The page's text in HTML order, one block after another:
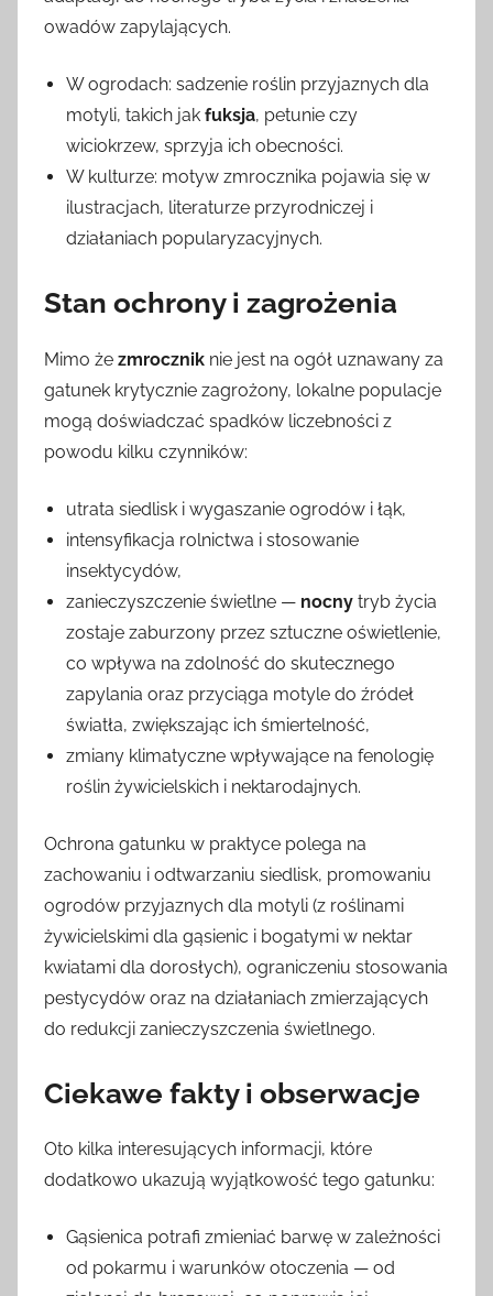
owadów zapylających.
W ogrodach: sadzenie roślin przyjaznych dla
motyli, takich jak fuksja, petunie czy
wiciokrzew, sprzyja ich obecności.
W kulturze: motyw zmrocznika pojawia się w
ilustracjach, literaturze przyrodniczej i
działaniach popularyzacyjnych.
Stan ochrony i zagrożenia
Mimo że zmrocznik nie jest na ogół uznawany za
gatunek krytycznie zagrożony, lokalne populacje
mogą doświadczać spadków liczebności z
powodu kilku czynników:
utrata siedlisk i wygaszanie ogrodów i łąk,
intensyfikacja rolnictwa i stosowanie
insektycydów,
zanieczyszczenie świetlne — nocny tryb życia
zostaje zaburzony przez sztuczne oświetlenie,
co wpływa na zdolność do skutecznego
zapylania oraz przyciąga motyle do źródeł
światła, zwiększając ich śmiertelność,
zmiany klimatyczne wpływające na fenologię
roślin żywicielskich i nektarodajnych.
Ochrona gatunku w praktyce polega na
zachowaniu i odtwarzaniu siedlisk, promowaniu
ogrodów przyjaznych dla motyli (z roślinami
żywicielskimi dla gąsienic i bogatymi w nektar
kwiatami dla dorosłych), ograniczeniu stosowania
pestycydów oraz na działaniach zmierzających
do redukcji zanieczyszczenia świetlnego.
Ciekawe fakty i obserwacje
Oto kilka interesujących informacji, które
dodatkowo ukazują wyjątkowość tego gatunku:
Gąsienica potrafi zmieniać barwę w zależności
od pokarmu i warunków otoczenia — od